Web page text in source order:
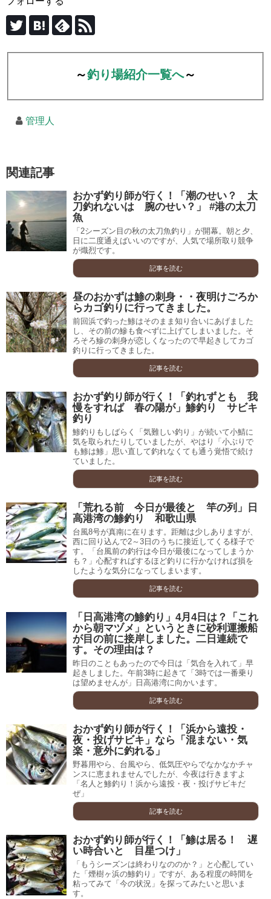
～釣り場紹介一覧へ～
管理人
関連記事
おかず釣り師が行く！「潮のせい？ 太
刀釣れないは 腕のせい？」 #港の太刀
魚
「2シーズン目の秋の太刀魚釣り」が開幕。朝と夕、
日に二度通えばいいのですが、人気で場所取り競争
が熾烈です。
記事を読む
昼のおかずは鯵の刺身・・夜明けごろか
らカゴ釣りに行ってきました。
前回浜で釣った鯵はそのまま知り合いにあげました
し、その前の鰺も食べずに上げてしまいました。そ
ろそろ鰺の刺身が恋しくなったので早起きしてカゴ
釣りに行ってきました。
記事を読む
おかず釣り師が行く！「釣れずとも 我
慢をすれば 春の陽が」鯵釣り サビキ
釣り
鯵釣りもしばらく「気難しい釣り」が続いて小鯖に
気を取られたりしていましたが、やはり「小ぶりで
も鯵は鯵」思い直して釣れなくても通う覚悟で続け
ていました。
記事を読む
「荒れる前 今日が最後と 竿の列」日
高港湾の鯵釣り 和歌山県
台風8号が真南に在ります。距離は少しありますが、
西に回り込んで2～3日のうちに接近してくる様子で
す。「台風前の釣行は今日が最後になってしまうか
も？」心配すればするほど釣りに行かなければ損を
したような気分になってしまいます。
記事を読む
「日高港湾の鯵釣り」4月4日は？「これ
から朝マヅメ」というときに砂利運搬船
が目の前に接岸しました。二日連続で
す。その理由は？
昨日のこともあったので今日は「気合を入れて」早
起きしました。午前3時に起きて「3時では一番乗り
は望めませんが」日高港湾に向かいます。
記事を読む
おかず釣り師が行く！「浜から遠投・
夜・投げサビキ」なら「混まない・気
楽・意外に釣れる」
野暮用やら、台風やら、低気圧やらでなかなかチャ
ンスに恵まれませんでしたが、今夜は行きますよ
「名人と鯵釣り！浜から遠投・夜・投げサビキだ
ぜ」
記事を読む
おかず釣り師が行く！「鯵は居る！ 遅
い時合いと 目星つけ」
「もうシーズンは終わりなののか？」と心配してい
た「煙樹ヶ浜の鯵釣り」ですが、ある程度の時間を
粘ってみて「今の状況」を探ってみたいと思いま
す。